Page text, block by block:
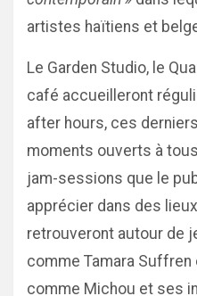
artistes haïtiens et
Le Garden Studio, le
café accueilleront
after hours, ces
moments ouverts à
jam-sessions que le
apprécier dans des
retrouveront autour de
comme Tamara
comme Michou et ses